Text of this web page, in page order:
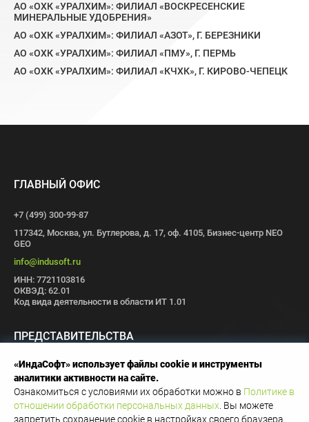
АО «ОХК «УРАЛХИМ»: ФИЛИАЛ «ВОСКРЕСЕНСКИЕ
МИНЕРАЛЬНЫЕ УДОБРЕНИЯ»
АО «ОХК «УРАЛХИМ»: ФИЛИАЛ «АЗОТ», Г. БЕРЕЗНИКИ
АО «ОХК «УРАЛХИМ»: ФИЛИАЛ «ПМУ», Г. ПЕРМЬ
АО «ОХК «УРАЛХИМ»: ФИЛИАЛ «КЧХК», Г. КИРОВО-ЧЕПЕЦК
ГЛАВНЫЙ ОФИС
+7 (499) 300-99-87
117342, Москва, ул. Бутлерова, д. 17, оф. 4105, Бизнес-центр NEO
GEO
info@indusoft.ru
ИНН: 7721103816
ОКВЭД: 62.01
Код вида деятельности в области ИТ 1.01
ПРЕДСТАВИТЕЛЬСТВА
Москва Санкт-Петербург Пермь Иваново Волгоград
Томск
Иннополис
Copyright © 1996-2026 OOO
«ИндаСофт» использует файлы cookie и инструменты
аналитики активности на сайте.
Ознакомиться с условиями их обработки можно в Политике в
отношении обработки персональных данных . Вы можете
запретить сохранение cookie в настройках своего браузера.